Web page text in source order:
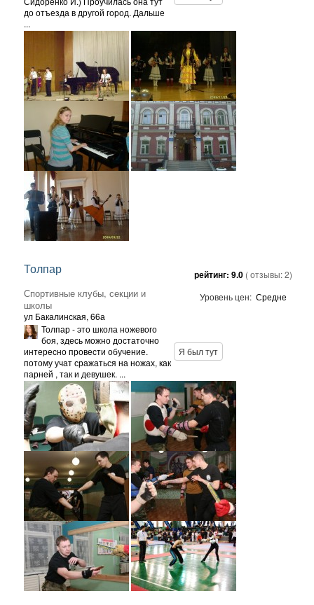
до отъезда в другой город. Дальше
...
Толпар
Спортивные клубы, секции и
школы
ул Бакалинская, 66а
рейтинг: 9.0 ( отзывы:2)
Уровень цен: Средне
Толпар - это школа ножевого
боя, здесь можно достаточно
интересно провести обучение.
потому учат сражаться на ножах, как
парней , так и девушек. ...
Я был тут